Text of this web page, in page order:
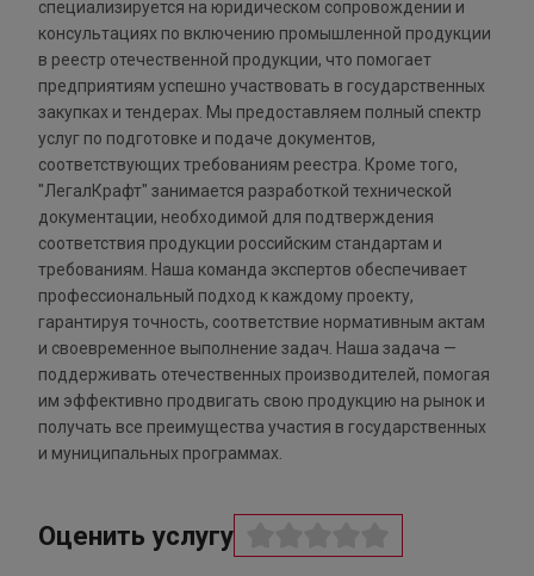
специализируется на юридическом сопровождении и
консультациях по включению промышленной продукции
в реестр отечественной продукции, что помогает
предприятиям успешно участвовать в государственных
закупках и тендерах. Мы предоставляем полный спектр
услуг по подготовке и подаче документов,
соответствующих требованиям реестра. Кроме того,
"ЛегалКрафт" занимается разработкой технической
документации, необходимой для подтверждения
соответствия продукции российским стандартам и
требованиям. Наша команда экспертов обеспечивает
профессиональный подход к каждому проекту,
гарантируя точность, соответствие нормативным актам
и своевременное выполнение задач. Наша задача —
поддерживать отечественных производителей, помогая
им эффективно продвигать свою продукцию на рынок и
получать все преимущества участия в государственных
и муниципальных программах.
Оценить услугу